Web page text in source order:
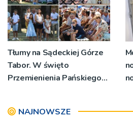
Tłumy na Sądeckiej Górze
Tabor. W święto
Przemienienia Pańskiego
[ZDJĘCIA]
NAJNOWSZE